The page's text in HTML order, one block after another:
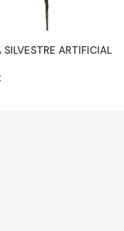
SILVESTRE ARTIFICIAL